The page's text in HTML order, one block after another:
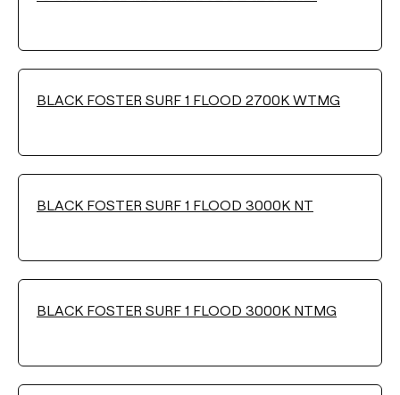
Wählen
38°
19°
Filter reinigen
BLACK FOSTER SURF 1 FLOOD 2700K WTMG
BLACK FOSTER SURF 1 FLOOD 3000K NT
BLACK FOSTER SURF 1 FLOOD 3000K NTMG